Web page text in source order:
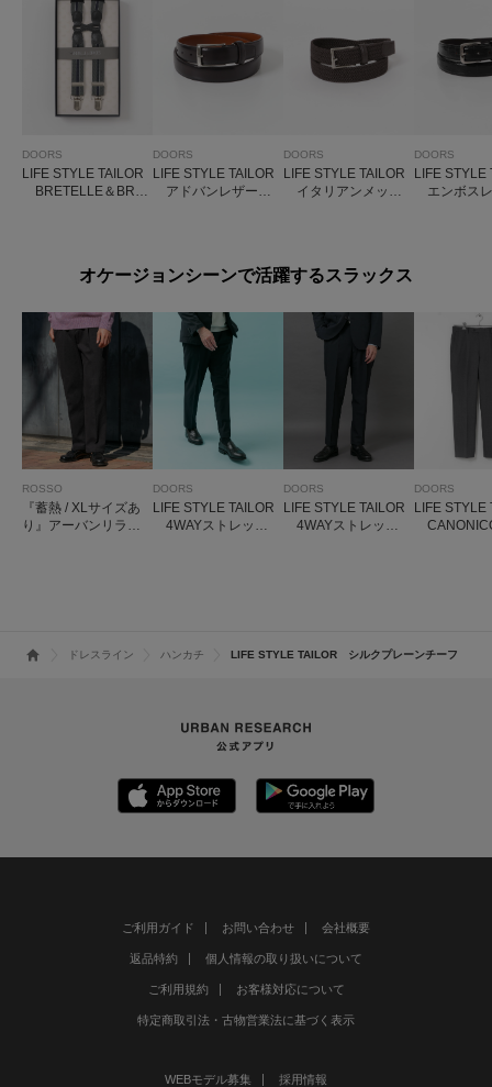
DOORS
LIFE STYLE TAILOR
BRETELLE＆BRA
DOORS
LIFE STYLE TAILOR
アドバンレザーベ
DOORS
LIFE STYLE TAILOR
イタリアンメッシ
DOORS
LIFE STYLE
エンボス
オケージョンシーンで活躍するスラックス
ROSSO
『蓄熱 / XLサイズあ
り』アーバンリラッ
DOORS
LIFE STYLE TAILOR
4WAYストレッチ
DOORS
LIFE STYLE TAILOR
4WAYストレッチ
DOORS
LIFE STYLE
ドレスライン ハンカチ LIFE STYLE TAILOR シルクプレーンチーフ
ご利用ガイド お問い合わせ 会社概要
返品特約 個人情報の取り扱いについて
ご利用規約 お客様対応について
特定商取引法・古物営業法に基づく表示
WEBモデル募集 採用情報